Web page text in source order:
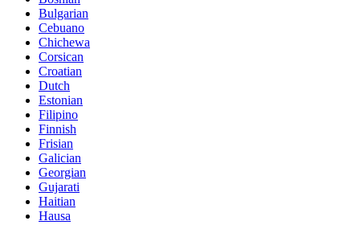
Bulgarian
Cebuano
Chichewa
Corsican
Croatian
Dutch
Estonian
Filipino
Finnish
Frisian
Galician
Georgian
Gujarati
Haitian
Hausa